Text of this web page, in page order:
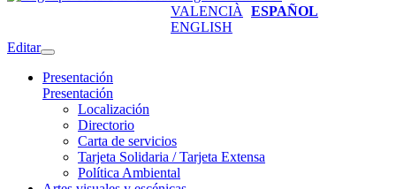
VALENCIÀ
ESPAÑOL
ENGLISH
Editar
Presentación
Presentación
Localización
Directorio
Carta de servicios
Tarjeta Solidaria / Tarjeta Extensa
Política Ambiental